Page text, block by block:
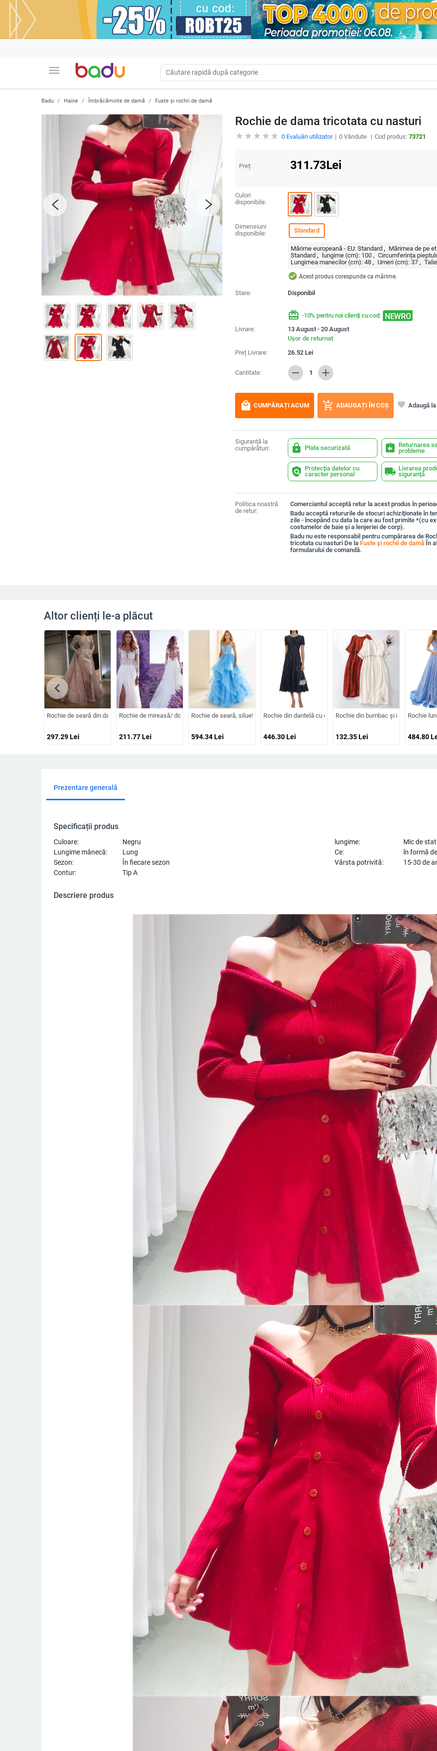
menu
Badu Haine Îmbrăcăminte de damă Fuste și rochii de damă
Rochie de dama tricotata cu nasturi
0Evaluări utilizator 0Vândute Cod produs: 73721
Preț: 311.73Lei
Culori
disponibile:
Dimensiuni
disponibile:
Standard
Mărime europeană - EU: Standard
Mărimea de pe
Standard
lungime (cm): 100 Circumferința
Lungimea manecilor (cm): 48 Umeri (cm): 37
check_circle Acest produs corespunde ca mărime.
Stare: Disponibil
redeem -10% pentru noi clienți cu cod: NEWRO
Livrare:
13 August - 20 August
Ușor de returnat
Preț Livrare:
26.52Lei
Cantitate: remove 1 add
local_mall CUMPĂRAȚI ACUM add_shopping_cart ADAUGAȚI ÎN COȘ favorite Adaugă
Siguranță la
cumpărături:
lock Plata securizată assignment_return Returnarea
probleme
policy Protecția datelor cu
caracter personal
local_shipping Livrarea
siguranță
Politica noastră
de retur:
Comerciantul acceptă retur la acest produs în
Badu acceptă retururile de stocuri achiziționate în
zile - începând cu data la care au fost primite *(cu
costumelor de baie și a lenjeriei de corp).
Badu nu este responsabil pentru cumpărarea de
tricotata cu nasturi De la Fuste și rochii de damăÎn
formularului de comandă.
Altor clienți le-a plăcut
Rochie de seară din dantelă cu decolteu în V, mâneci lungi, talie înaltă, croială prințesă, tren lung
297.29Lei
Rochie de mireasă/ domnișoară de onoare din dantelă, mâneci lungi, decolteu adânc în V, despicare, tren mic, 95%
211.77Lei
Rochie de seară, siluetă în formă de A, bretele subțiri tip spaghetti, fără mâneci, fustă
594.34Lei
Rochie din dantelă cu decolteu decorat cu diamante, croială
446.30Lei
Rochie din bumbac și in, cu model
132.35Lei
Rochie
484.80
chevron_left
Prezentare generală
Specificații produs
Culoare: Negru lungime:
Mic de
Lungime mânecă:
Lung Ce:
în formă
Sezon:
În fiecare sezon Vârsta potrivită:
15-30 de
Contur:
Tip A
Descriere produs